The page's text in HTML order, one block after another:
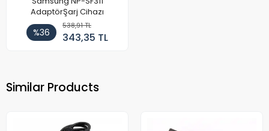
AdaptörŞarj Cihazı
%36
538,91 TL
343,35 TL
Similar Products